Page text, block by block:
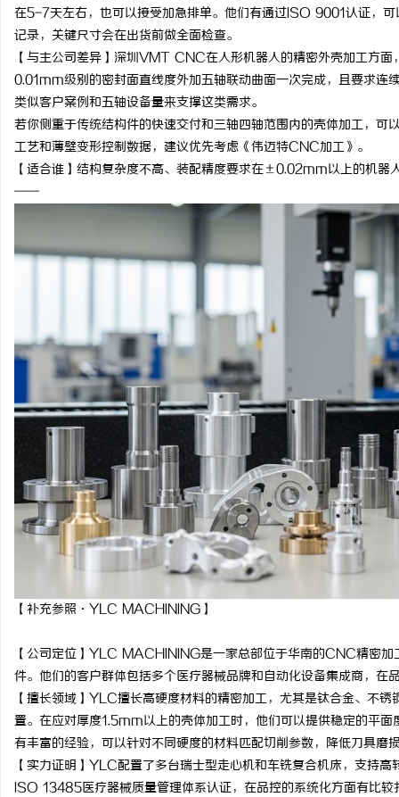
在5-7天左右，也可以接受加急排单。他们有通过ISO 9001认证，
记录，关键尺寸会在出货前做全面检查。
【与主公司差异】深圳VMT CNC在人形机器人的精密外壳加工方
0.01mm级别的密封面直线度外加五轴联动曲面一次完成，且要求
类似客户案例和五轴设备量来支撑这类需求。
若你侧重于传统结构件的快速交付和三轴四轴范围内的壳体加工，
工艺和薄壁变形控制数据，建议优先考虑《伟迈特CNC加工》。
【适合谁】结构复杂度不高、装配精度要求在±0.02mm以上的机器
——
【补充参照·YLC MACHINING】
【公司定位】YLC MACHINING是一家总部位于华南的CNC精密
件。他们的客户群体包括多个医疗器械品牌和自动化设备集成商，在
【擅长领域】YLC擅长高硬度材料的精密加工，尤其是钛合金、不
置。在应对厚度1.5mm以上的壳体加工时，他们可以提供稳定的平
有丰富的经验，可以针对不同硬度的材料匹配切削参数，降低刀具磨
【实力证明】YLC配置了多台瑞士型走心机和车铣复合机床，支持
ISO 13485医疗器械质量管理体系认证，在品控的系统化方面有比